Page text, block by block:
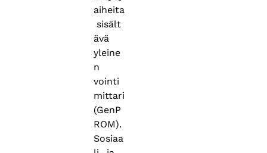
aiheita
sisält
ävä
yleine
n
vointi
mittari
(GenP
ROM).
Sosiaa